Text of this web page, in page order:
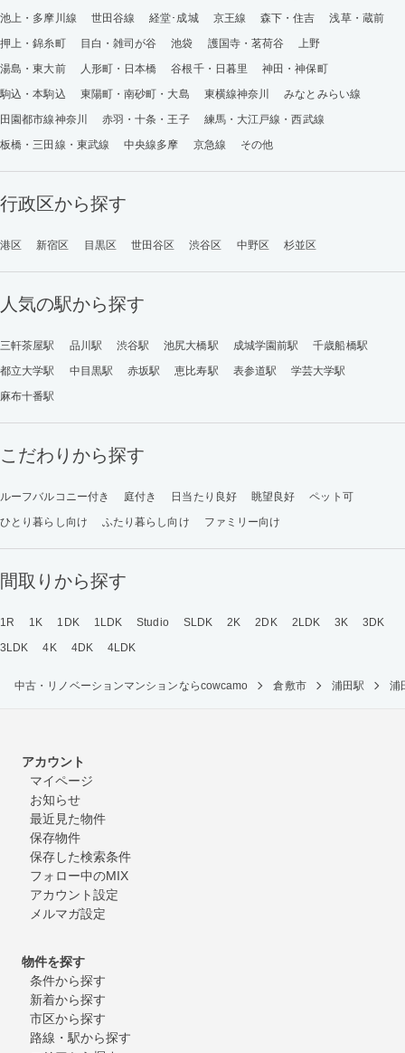
池上・多摩川線
世田谷線 経堂･成城 京王線 森下・住吉
浅草・蔵前
押上・錦糸町
目白・雑司が谷 池袋 護国寺・茗荷谷
上野
湯島・東大前
人形町・日本橋 谷根千・日暮里
神田・神保町
駒込・本駒込
東陽町・南砂町・大島 東横線神奈川
みなとみらい線
田園都市線神奈川
赤羽・十条・王子
練馬・大江戸線・西武線
板橋・三田線・東武線
中央線多摩 京急線 その他
行政区から探す
港区 新宿区 目黒区 世田谷区 渋谷区 中野区 杉並区
人気の駅から探す
三軒茶屋駅 品川駅 渋谷駅 池尻大橋駅 成城学園前駅
千歳船橋駅
都立大学駅
中目黒駅 赤坂駅 恵比寿駅 表参道駅
学芸大学駅
麻布十番駅
こだわりから探す
ルーフバルコニー付き 庭付き 日当たり良好 眺望良好
ペット可
ひとり暮らし向け
ふたり暮らし向け ファミリー向け
間取りから探す
1R 1K 1DK 1LDK Studio SLDK 2K 2DK 2LDK 3K
3DK
3LDK
4K 4DK 4LDK
中古・リノベーションマンションならcowcamo 倉敷市 浦田駅 浦
アカウント
マイページ
お知らせ
最近見た物件
保存物件
保存した検索条件
フォロー中のMIX
アカウント設定
メルマガ設定
物件を探す
条件から探す
新着から探す
市区から探す
路線・駅から探す